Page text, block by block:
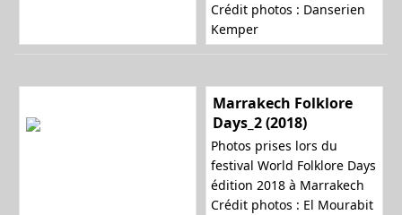
Crédit photos : Danserien
Kemper
Marrakech Folklore
Days_2 (2018)
Photos prises lors du
festival World Folklore Days
édition 2018 à Marrakech
Crédit photos : El Mourabit